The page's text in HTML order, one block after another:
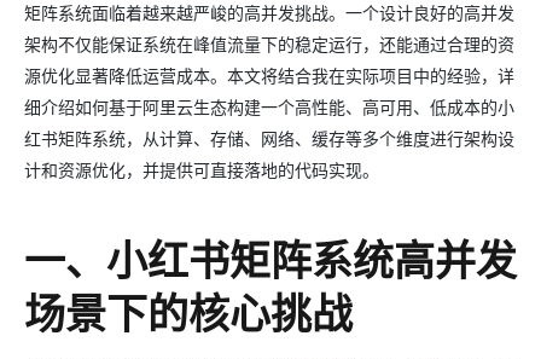
矩阵系统面临着越来越严峻的高并发挑战。一个设计良好的高并发
架构不仅能保证系统在峰值流量下的稳定运行，还能通过合理的资
源优化显著降低运营成本。本文将结合我在实际项目中的经验，详
细介绍如何基于阿里云生态构建一个高性能、高可用、低成本的小
红书矩阵系统，从计算、存储、网络、缓存等多个维度进行架构设
计和资源优化，并提供可直接落地的代码实现。
一、小红书矩阵系统高并发
场景下的核心挑战